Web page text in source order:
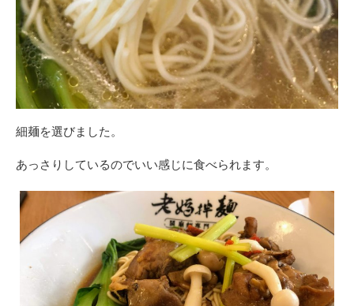
細麺を選びました。
あっさりしているのでいい感じに食べられます。